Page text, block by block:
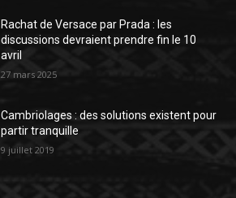
Rachat de Versace par Prada : les
discussions devraient prendre fin le 10
avril
27 mars 2025
Cambriolages : des solutions existent pour
partir tranquille
9 juillet 2019